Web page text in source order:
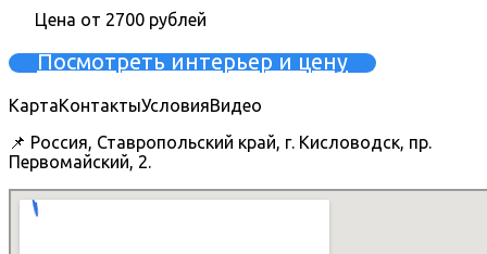
Цена от 2700 рублей
Посмотреть интерьер и цену
КартаКонтактыУсловияВидео
📌 Россия, Ставропольский край, г. Кисловодск, пр.
Первомайский, 2.